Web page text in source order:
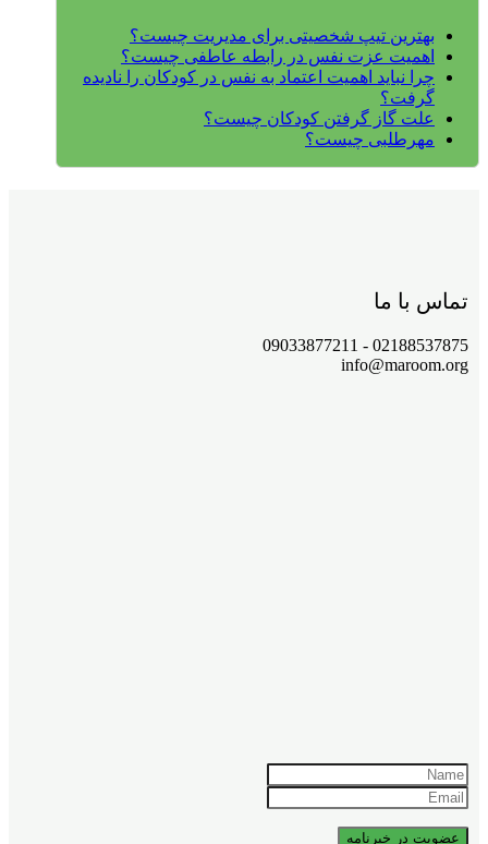
بهترین تیپ شخصیتی برای مدیریت چیست؟
اهمیت عزت نفس در رابطه عاطفی چیست؟
چرا نباید اهمیت اعتماد به نفس در کودکان را نادیده
گرفت؟
علت گاز گرفتن کودکان چیست؟
مهرطلبی چیست؟
تماس با ما
02188537875 - 09033877211
info@maroom.org